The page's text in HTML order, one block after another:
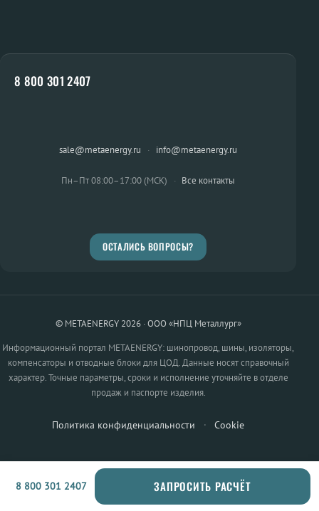
8 800 301 2407
sale@metaenergy.ru · info@metaenergy.ru
Пн–Пт 08:00–17:00 (МСК) · Все контакты
ОСТАЛИСЬ ВОПРОСЫ?
© METAENERGY 2026 · ООО «НПЦ Металлург»
Информационный портал METAENERGY: шинопровод, шины, изоляторы,
компенсаторы и отводные блоки для ЦОД. Данные носят справочный
характер. Точные параметры, сроки и исполнение уточняйте в отделе
продаж и паспорте изделия.
Политика конфиденциальности · Cookie
8 800 301 2407 ЗАПРОСИТЬ РАСЧЁТ